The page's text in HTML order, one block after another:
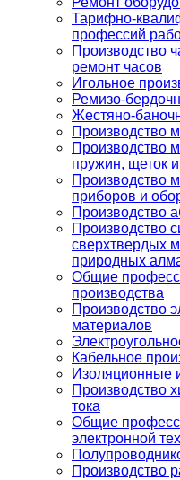
Тарифно-
профессий
Производство
ремонт часов
Игольное
Ремизо-
Жестяно-
Производство
Производство
пружин, щеток
Производство
приборов и
Производство
Производство
сверхтвердых
природных
Общие
производства
Производство
материалов
Кабельное
Изоляционные
Производство
тока
Общие
электронной
Производство